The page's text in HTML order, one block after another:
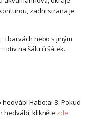
zadní strana je
barvách nebo s jiným
na šálu či šátek.
Habotai 8. Pokud
hedvábí, klikněte zde.